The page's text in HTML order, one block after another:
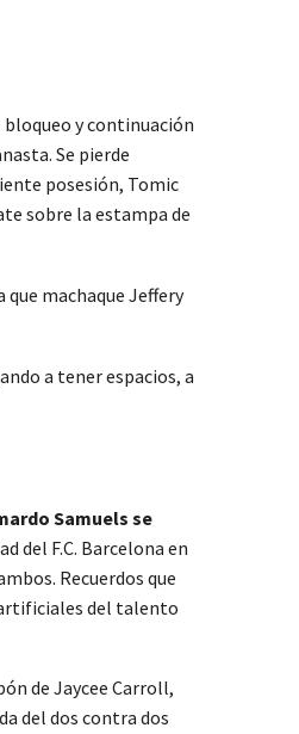
bloqueo y continuación
Se pierde
posesión, Tomic
sobre la estampa de
que machaque Jeffery
a tener espacios, a
Samuels se
del F.C. Barcelona en
Recuerdos que
del talento
de Jaycee Carroll,
del dos contra dos